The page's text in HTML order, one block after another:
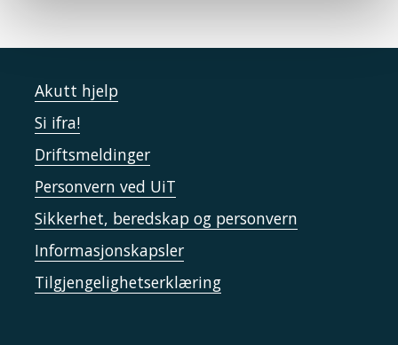
Akutt hjelp
Si ifra!
Driftsmeldinger
Personvern ved UiT
Sikkerhet, beredskap og personvern
Informasjonskapsler
Tilgjengelighetserklæring